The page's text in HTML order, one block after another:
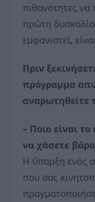
πιθανότητες να
πρώτη
εμφανιστεί,
Πριν
πρόγραμμα
αναρωτηθείτε
– Ποιο είναι
να χάσετε
Η ύπαρξη ενός
που σας